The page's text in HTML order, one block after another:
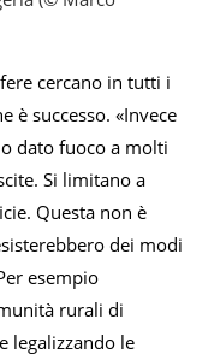
cercano in tutti i
è successo. «Invece
dato fuoco a molti
Si limitano a
Questa non è
dei modi
esempio
rurali di
legalizzando le